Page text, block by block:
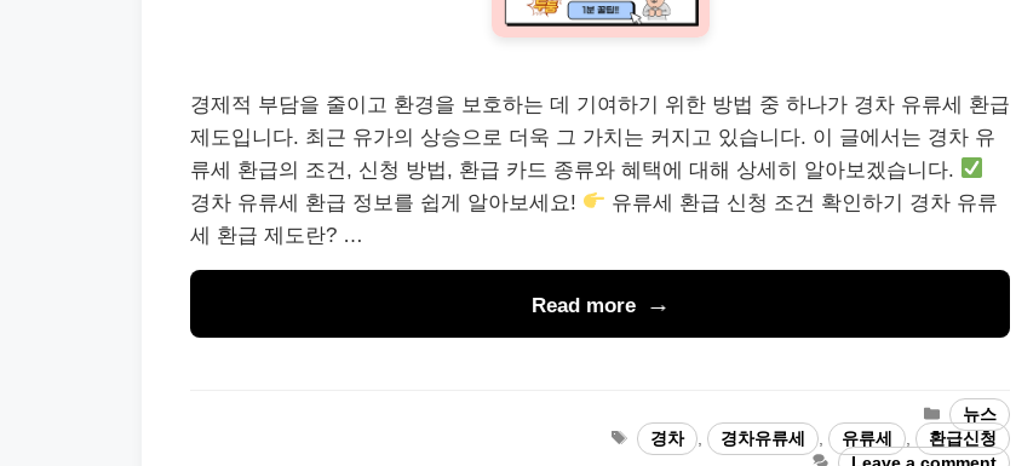
경제적 부담을 줄이고 환경을 보호하는 데 기여하기 위한 방법 중 하나가 경차 유류세 환급
제도입니다. 최근 유가의 상승으로 더욱 그 가치는 커지고 있습니다. 이 글에서는 경차 유
류세 환급의 조건, 신청 방법, 환급 카드 종류와 혜택에 대해 상세히 알아보겠습니다.
경차 유류세 환급 정보를 쉽게 알아보세요!
유류세 환급 신청 조건 확인하기 경차 유류
세 환급 제도란? …
Read more
Categories
뉴스
Tags경차 경차유류세 유류세
환급신청